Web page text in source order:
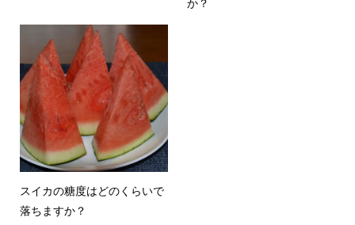
か？
スイカの糖度はどのくらいで
落ちますか？